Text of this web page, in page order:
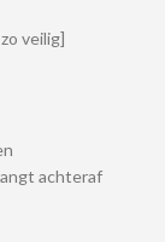
veilig]
achteraf